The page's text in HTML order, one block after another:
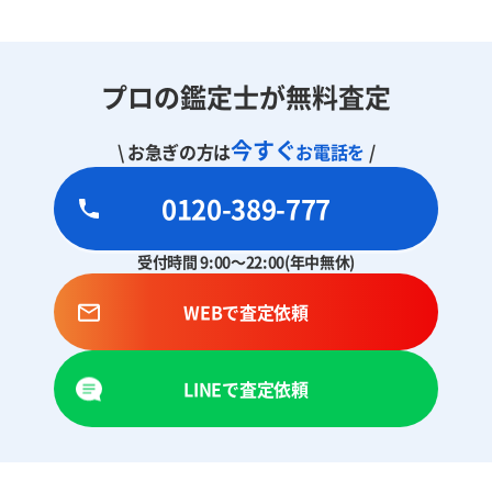
プロの鑑定士が無料査定
\ お急ぎの方は今すぐお電話を /
0120-389-777
受付時間 9:00～22:00(年中無休)
WEBで査定依頼
LINEで査定依頼